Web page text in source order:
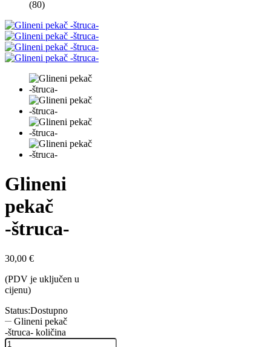
(80)
Glineni
pekač
-štruca-
30,00 €
(PDV je uključen u
cijenu)
Status:Dostupno
Glineni pekač
-štruca- količina